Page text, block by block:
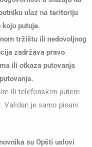
ulaz na teritoriju
koju putuje.
tržištu ili nedovoljnog
zadržava pravo
ili otkaza putovanja
ili telefonskim putem
Validan je samo pisani
su Opšti uslovi